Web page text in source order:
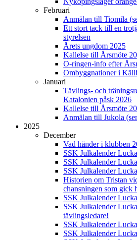
Februari
Anmälan till Tiomila
Ett stort tack till en
styrelsen
Årets ungdom 2025
Kallelse till Årsmöte
O-ringen-info efter
Ombyggnationer i
Januari
Tävlings- och
Katalonien påsk 2026
Kallelse till Årsmöte
Anmälan till Jukola
2025
December
Vad händer i klubben
SSK Julkalender
SSK Julkalender
SSK Julkalender
Historien om Tristan
chansningen som gick
SSK Julkalender
SSK Julkalender
tävlingsledare!
SSK Julkalender
SSK Julkalender